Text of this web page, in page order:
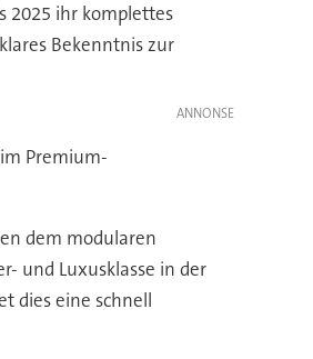
2025 ihr komplettes
Bekenntnis zur
Premium-
dem modularen
und Luxusklasse in der
dies eine schnell